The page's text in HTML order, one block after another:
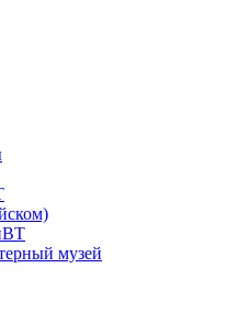
музей